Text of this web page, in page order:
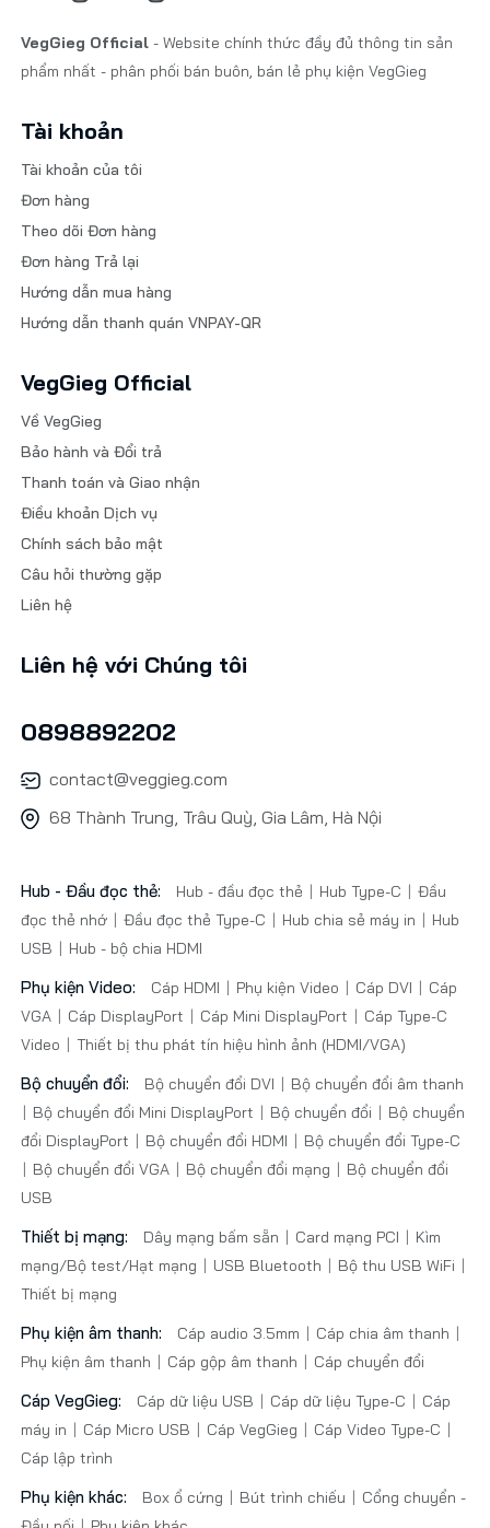
VegGieg Official - Website chính thức đầy đủ thông tin sản
phẩm nhất - phân phối bán buôn, bán lẻ phụ kiện VegGieg
Tài khoản
Tài khoản của tôi
Đơn hàng
Theo dõi Đơn hàng
Đơn hàng Trả lại
Hướng dẫn mua hàng
Hướng dẫn thanh quán VNPAY-QR
VegGieg Official
Về VegGieg
Bảo hành và Đổi trả
Thanh toán và Giao nhận
Điều khoản Dịch vụ
Chính sách bảo mật
Câu hỏi thường gặp
Liên hệ
Liên hệ với Chúng tôi
0898892202
contact@veggieg.com
68 Thành Trung, Trâu Quỳ, Gia Lâm, Hà Nội
Hub - Đầu đọc thẻ: Hub - đầu đọc thẻ Hub Type-C
Đầu
đọc thẻ nhớ
Đầu đọc thẻ Type-C Hub chia sẻ máy in
Hub
USB
Hub - bộ chia HDMI
Phụ kiện Video: Cáp HDMI Phụ kiện Video Cáp DVI
Cáp
VGA
Cáp DisplayPort Cáp Mini DisplayPort
Cáp Type-C
Video
Thiết bị thu phát tín hiệu hình ảnh (HDMI/VGA)
Bộ chuyển đổi: Bộ chuyển đổi DVI
Bộ chuyển đổi âm thanh
Bộ chuyển đổi Mini DisplayPort
Bộ chuyển đổi
Bộ chuyển
đổi DisplayPort
Bộ chuyển đổi HDMI
Bộ chuyển đổi Type-C
Bộ chuyển đổi VGA
Bộ chuyển đổi mạng
Bộ chuyển đổi
USB
Thiết bị mạng: Dây mạng bấm sẵn Card mạng PCI
Kìm
mạng/Bộ test/Hạt mạng
USB Bluetooth
Bộ thu USB WiFi
Thiết bị mạng
Phụ kiện âm thanh: Cáp audio 3.5mm
Cáp chia âm thanh
Phụ kiện âm thanh
Cáp gộp âm thanh Cáp chuyển đổi
Cáp VegGieg: Cáp dữ liệu USB Cáp dữ liệu Type-C
Cáp
máy in
Cáp Micro USB Cáp VegGieg
Cáp Video Type-C
Cáp lập trình
Phụ kiện khác: Box ổ cứng Bút trình chiếu
Cổng chuyển -